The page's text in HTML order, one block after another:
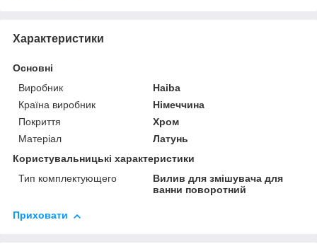
Характеристики
Основні
Виробник
Haiba
Країна виробник
Німеччина
Покриття
Хром
Матеріал
Латунь
Користувальницькі характеристики
Тип комплектующего
Вилив для змішувача для
ванни поворотний
Приховати